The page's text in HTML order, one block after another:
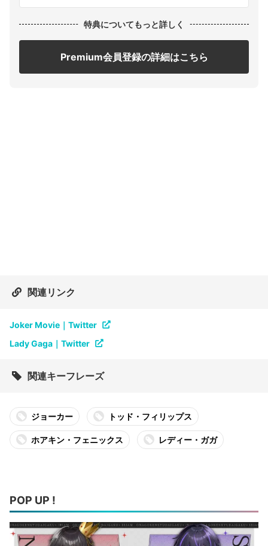
特典についてもっと詳しく
Premium会員登録の詳細はこちら
関連リンク
Joker Movie｜Twitter
Lady Gaga｜Twitter
関連キーフレーズ
ジョーカー トッド・フィリップス
ホアキン・フェニックス レディー・ガガ
POP UP !